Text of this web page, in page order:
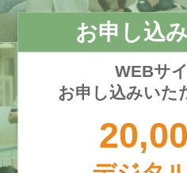
お申し込
WEBサ
お申し込みいた